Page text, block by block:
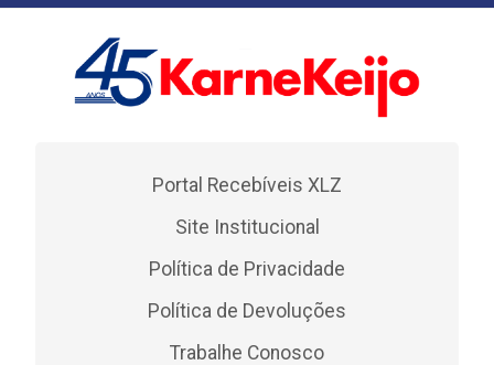
Portal Recebíveis XLZ
Site Institucional
Política de Privacidade
Política de Devoluções
Trabalhe Conosco